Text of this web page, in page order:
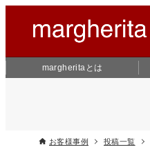
margheritaとは
お客様事例 投稿一覧